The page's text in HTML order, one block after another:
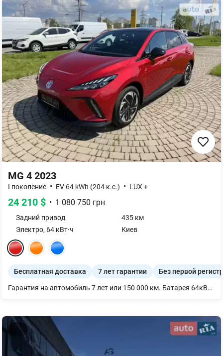
MG 4 2023
I поколение • EV 64 kWh (204 к.с.) • LUX +
24 210 $ • 1 080 750 грн
Задний привод
435 км
Электро, 64 кВт·ч Киев
Бесплатная доставка 7 лет гарантии Без первой
Гарантия на автомобиль 7 лет или 150 000 км. Батарея 64кВт/ч с подогревом и охлаждением дает запас хода 435км. Комплектация включает в себя климат-контроль, беспроводную зарядку телефона, цифровую приборную панель, бесключевой доступ, подогрев передних сидений, камеру 360 и датчики мертвых зон. MG4 Electric с новой чисто электрической архитектурой MSP (Modular Scalable Platform), которая обеспечивает вашу безопасность благодаря самым передовым технологиям.